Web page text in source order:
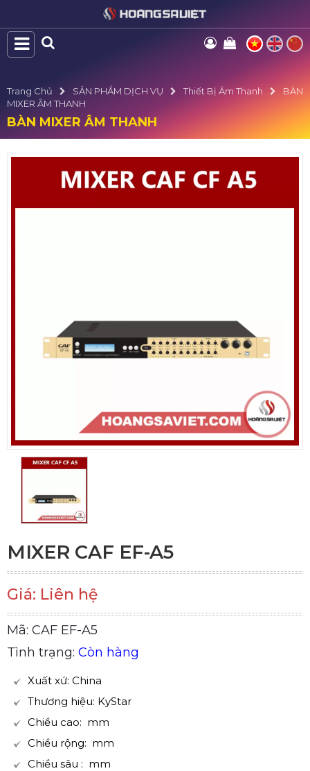
Trang Chủ SẢN PHẨM DỊCH VỤ Thiết Bị Âm Thanh
BÀN
MIXER ÂM THANH
BÀN MIXER ÂM THANH
MIXER CAF EF-A5
Giá: Liên hệ
Mã: CAF EF-A5
Tình trạng: Còn hàng
Xuất xứ: China
Thương hiệu: KyStar
Chiều cao: mm
Chiều rộng: mm
Chiều sâu : mm